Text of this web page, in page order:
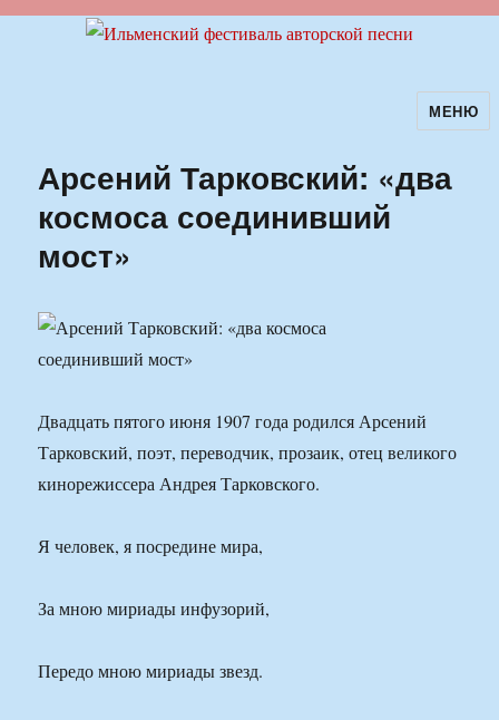
Ильменский фестиваль авторскойМЕНЮ
Арсений Тарковский: «два
космоса соединивший
мост»
Двадцать пятого июня 1907 года родился Арсений
Тарковский, поэт, переводчик, прозаик, отец великого
кинорежиссера Андрея Тарковского.
Я человек, я посредине мира,
За мною мириады инфузорий,
Передо мною мириады звезд.